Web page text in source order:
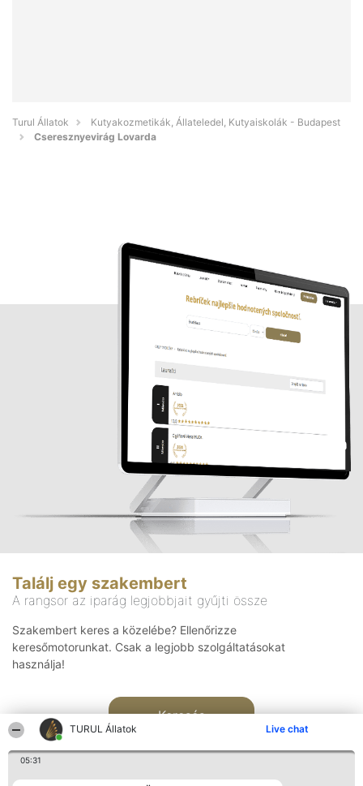
TURUL Állatok Live chat
05:31
Turul Állatok
Kutyakozmetikák, Állateledel, Kutyaiskolák - Budapest
Cseresznyevirág Lovarda
Találj egy szakembert
A rangsor az iparág legjobbjait gyűjti össze
Szakembert keres a közelébe? Ellenőrizze
keresőmotorunkat. Csak a legjobb szolgáltatásokat
használja!
Keresés